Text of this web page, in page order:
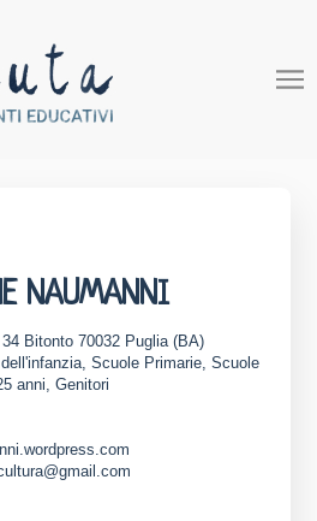
NAUMANNI
Bitonto 70032 Puglia (BA)
Scuole Primarie, Scuole
anni, Genitori